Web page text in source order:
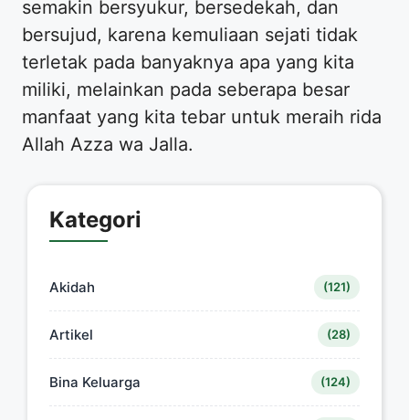
semakin bersyukur, bersedekah, dan
bersujud, karena kemuliaan sejati tidak
terletak pada banyaknya apa yang kita
miliki, melainkan pada seberapa besar
manfaat yang kita tebar untuk meraih rida
Allah Azza wa Jalla.
Kategori
Akidah (121)
Artikel (28)
Bina Keluarga (124)